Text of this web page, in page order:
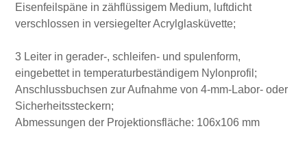
Eisenfeilspäne in zähflüssigem Medium, luftdicht
verschlossen in versiegelter Acrylglasküvette;
3 Leiter in gerader-, schleifen- und spulenform,
eingebettet in temperaturbeständigem Nylonprofil;
Anschlussbuchsen zur Aufnahme von 4-mm-Labor- oder
Sicherheitssteckern;
Abmessungen der Projektionsfläche: 106x106 mm